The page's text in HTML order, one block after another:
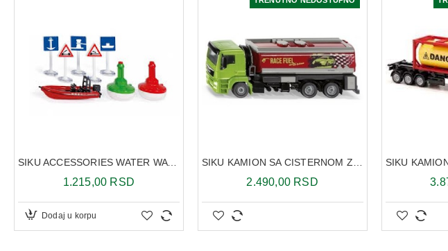
SIKU ACCESSORIES WATER WAY 5592
1.215,00 RSD
Dodaj u korpu
2.490,00 RSD